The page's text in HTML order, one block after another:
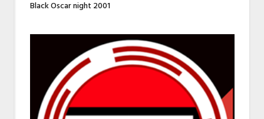
Black Oscar night 2001